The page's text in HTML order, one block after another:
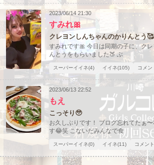
2023/06/14 21:30
すみれ🎀
クレヨンしんちゃんのかりんとう
すみれです🎀 今日は同期の子に、ク
んとうをもらいました🍑 ぶ
スーパーイイネ(4) イイネ(105) コメン
2023/06/13 22:52
もえ
こっそり🥹
お久しぶりです！ ブログ忘れてたぁ
す😂笑 こないだみんなで食
スーパーイイネ(0) イイネ(11) コメン